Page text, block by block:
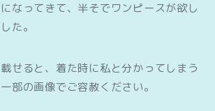
なってきて、半そでワンピースが欲し
た。
せると、着た時に私と分かってしまう
部の画像でご容赦ください。